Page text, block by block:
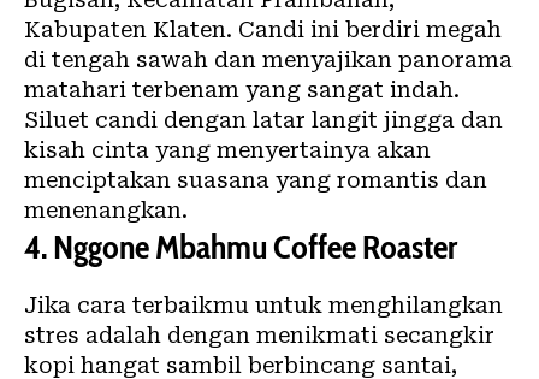
Kabupaten Klaten. Candi ini berdiri megah
di tengah sawah dan menyajikan panorama
matahari terbenam yang sangat indah.
Siluet candi dengan latar langit jingga dan
kisah cinta yang menyertainya akan
menciptakan suasana yang romantis dan
menenangkan.
4. Nggone Mbahmu Coffee Roaster
Jika cara terbaikmu untuk menghilangkan
stres adalah dengan menikmati secangkir
kopi hangat sambil berbincang santai,